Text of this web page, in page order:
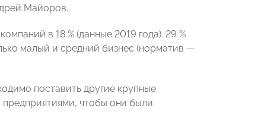
Майоров.
в 18 % (данные 2019 года). 29 %
малый и средний бизнес (норматив —
поставить другие крупные
чтобы они были